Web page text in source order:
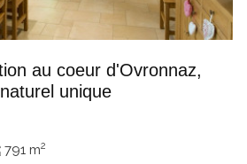
au coeur d'Ovronnaz,
unique
791 m2